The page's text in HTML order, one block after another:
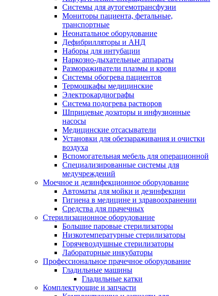
Системы для аутогемотрансфузии
Мониторы пациента, фетальные,
транспортные
Неонатальное оборудование
Дефибрилляторы и АНД
Наборы для интубации
Наркозно-дыхательные аппараты
Размораживатели плазмы и крови
Системы обогрева пациентов
Термошкафы медицинские
Электрокардиографы
Cистема подогрева растворов
Шприцевые дозаторы и инфузионные
насосы
Медицинские отсасыватели
Установки для обеззараживания и очистки
воздуха
Вспомогательная мебель для операционной
Специализированные системы для
медучреждений
Моечное и дезинфекционное оборудование
Автоматы для мойки и дезинфекции
Гигиена в медицине и здравоохранении
Средства для прачечных
Стерилизационное оборудование
Большие паровые стерилизаторы
Низкотемпературные стерилизаторы
Горячевоздушные стерилизаторы
Лабораторные инкубаторы
Профессиональное прачечное оборудование
Гладильные машины
Гладильные катки
Комплектующие и запчасти